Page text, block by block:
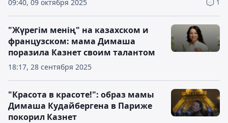
09:40, 09 октября 2025 1
18:17, 28 сентября 2025
"Жүрегім менің" на казахском и
французском: мама Димаша
поразила Казнет своим талантом
"Красота в красоте!": образ мамы
Димаша Кудайбергена в Париже
покорил Казнет